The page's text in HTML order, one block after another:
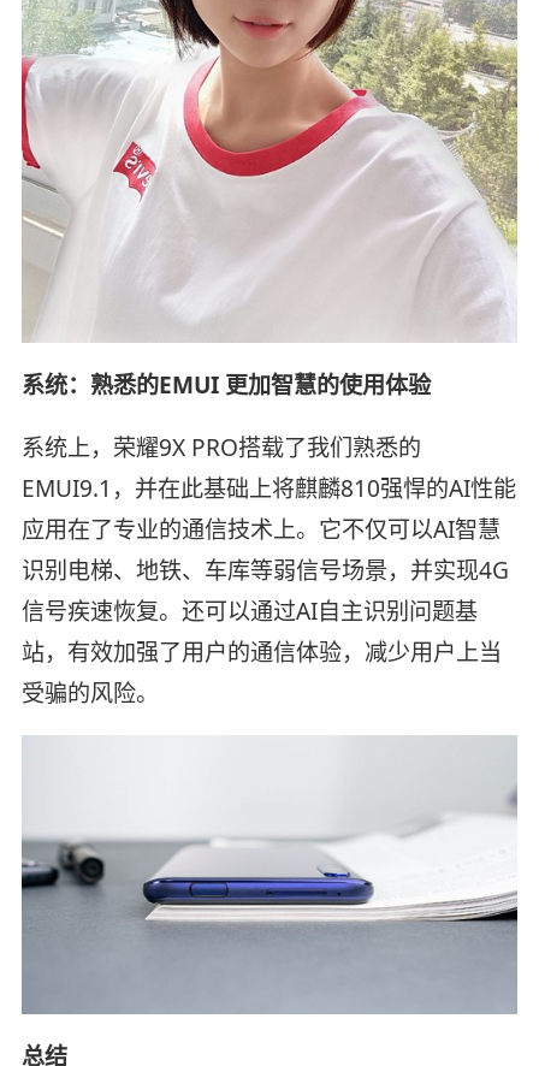
系统：熟悉的EMUI 更加智慧的使用体验
系统上，荣耀9X PRO搭载了我们熟悉的
EMUI9.1，并在此基础上将麒麟810强悍的AI性能
应用在了专业的通信技术上。它不仅可以AI智慧
识别电梯、地铁、车库等弱信号场景，并实现4G
信号疾速恢复。还可以通过AI自主识别问题基
站，有效加强了用户的通信体验，减少用户上当
受骗的风险。
总结